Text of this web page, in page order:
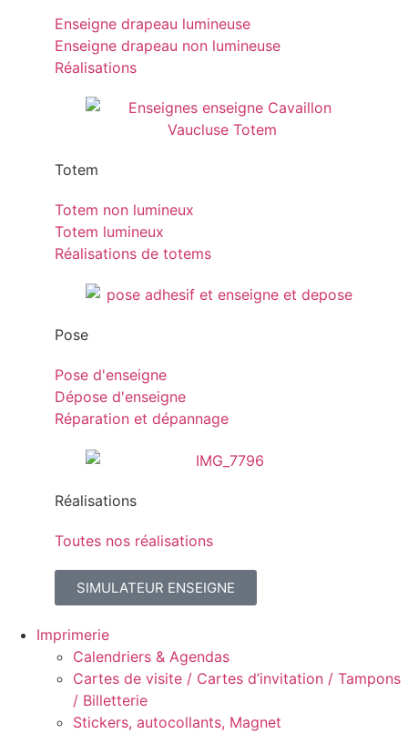
Enseigne drapeau lumineuse
Enseigne drapeau non lumineuse
Réalisations
Totem
Totem non lumineux
Totem lumineux
Réalisations de totems
Pose
Pose d'enseigne
Dépose d'enseigne
Réparation et dépannage
Réalisations
Toutes nos réalisations
SIMULATEUR ENSEIGNE
Imprimerie
Calendriers & Agendas
Cartes de visite / Cartes d’invitation / Tampons
/ Billetterie
Stickers, autocollants, Magnet